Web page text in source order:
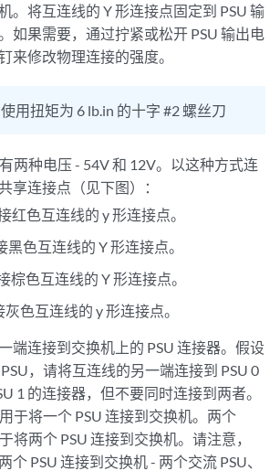
。将互连线的 Y 形连接点固定到 PSU 输
如果需要，通过拧紧或松开 PSU 输出电
来修改物理连接的强度。
使用扭矩为 6 lb.in 的十字 #2 螺丝刀
两种电压 - 54V 和 12V。以这种方式连
享连接点（见下图）：
红色互连线的 y 形连接点。
黑色互连线的 Y 形连接点。
棕色互连线的 Y 形连接点。
灰色互连线的 y 形连接点。
端连接到交换机上的 PSU 连接器。假设
，请将互连线的另一端连接到 PSU 0
1 的连接器，但不要同时连接到两者。
于将一个 PSU 连接到交换机。两个
将两个 PSU 连接到交换机。请注意，
个 PSU 连接到交换机 - 两个交流 PSU、